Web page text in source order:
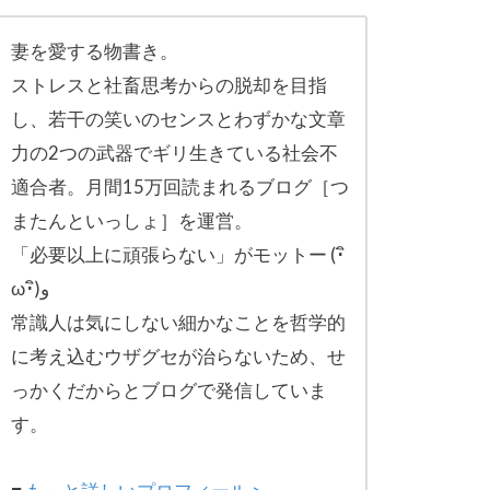
妻を愛する物書き。
ストレスと社畜思考からの脱却を目指
し、 若干の笑いのセンスとわずかな文章
力の2つの武器でギリ生きている社会不
適合者。月間15万回読まれるブログ［つ
またんといっしょ］を運営。
「必要以上に頑張らない」がモットー (･ิ
ω･ิ)و
常識人は気にしない細かなことを哲学的
に考え込むウザグセが治らないため、せ
っかくだからとブログで発信していま
す。